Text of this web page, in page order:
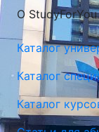
Люблинская
О StudyForYou
Каталог
Каталог
Каталог